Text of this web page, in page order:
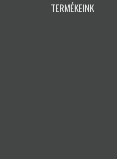
TERMÉKEINK